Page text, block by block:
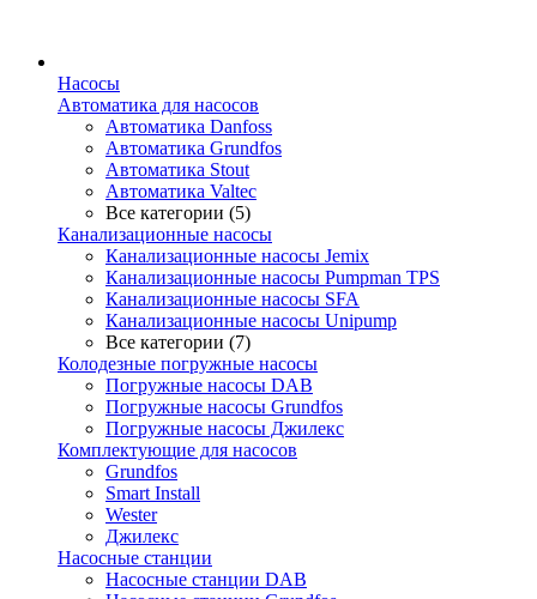
Насосы
Автоматика для насосов
Автоматика Danfoss
Автоматика Grundfos
Автоматика Stout
Автоматика Valtec
Все категории (5)
Канализационные насосы
Канализационные насосы Jemix
Канализационные насосы Pumpman TPS
Канализационные насосы SFA
Канализационные насосы Unipump
Все категории (7)
Колодезные погружные насосы
Погружные насосы DAB
Погружные насосы Grundfos
Погружные насосы Джилекс
Комплектующие для насосов
Grundfos
Smart Install
Wester
Джилекс
Насосные станции
Насосные станции DAB